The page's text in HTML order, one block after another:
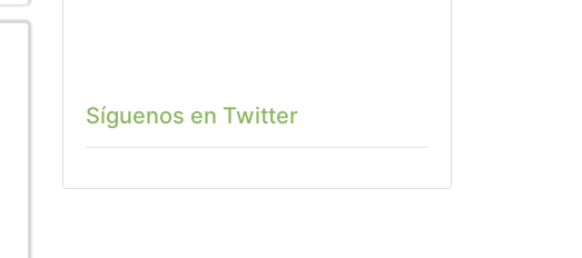
Síguenos en Twitter